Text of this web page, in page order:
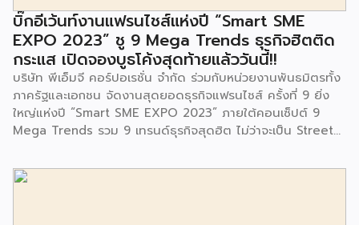
จนประชาชนในชุมชนและพื้นที่ใกล้เคียง รวมถึงคณะครู ผู้ปกครอง
และนักเรียนจากศูนย์พัฒนาเด็กเล็กก่อนวัยเรียน ชุมชนเกาะมุสลิม
ร่วมเป็นเกียรติในพิธีดังกล่าว โครงการกำจัดมูลฝอยด้วยวิธีการ
เผาไหม้ฯ ยังมีกิจกรรมเพื่อสังคมหรือ CSR อื่นๆ อีกมากมาย กับ
ชุมชนรอบๆ พื้นที่โครงการอย่างต่อเนื่อง อาทิ การลงพื้นที่
ประชาสัมพันธ์ […]
บิ๊กอีเว้นท์งานแฟรนไชส์แห่งปี “Smart SME
EXPO 2023” ชู 9 Mega Trends ธุรกิจฮิตติด
กระแส เปิดจองบูธโค้งสุดท้ายแล้ววันนี้!!
บริษัท พีเอ็มจี คอร์ปอเรชั่น จำกัด ร่วมกับหน่วยงานพันธมิตรทั้ง
ภาครัฐและเอกชน จัดงานสุดยอดธุรกิจแฟรนไชส์ ครั้งที่ 9 ยิ่ง
ใหญ่แห่งปี “Smart SME EXPO 2023” ภายใต้คอนเซ็ปต์ 9
Mega Trends รวม 9 เทรนด์ธุรกิจสุดฮิต ไม่ว่าจะเป็น Street
Trends, Coffee & Beverage Trends, Education Trends,
Health & Wellness Trends, E-Commerce Trends,